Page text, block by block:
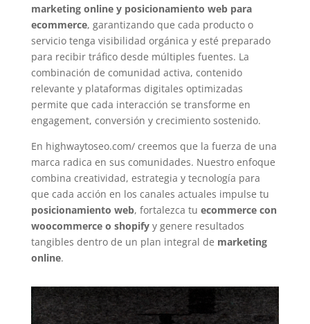
marketing online y posicionamiento web para
ecommerce, garantizando que cada producto o
servicio tenga visibilidad orgánica y esté preparado
para recibir tráfico desde múltiples fuentes. La
combinación de comunidad activa, contenido
relevante y plataformas digitales optimizadas
permite que cada interacción se transforme en
engagement, conversión y crecimiento sostenido.
En highwaytoseo.com/ creemos que la fuerza de una
marca radica en sus comunidades. Nuestro enfoque
combina creatividad, estrategia y tecnología para
que cada acción en los canales actuales impulse tu
posicionamiento web, fortalezca tu ecommerce con
woocommerce o shopifyy genere resultados
tangibles dentro de un plan integral de marketing
online.